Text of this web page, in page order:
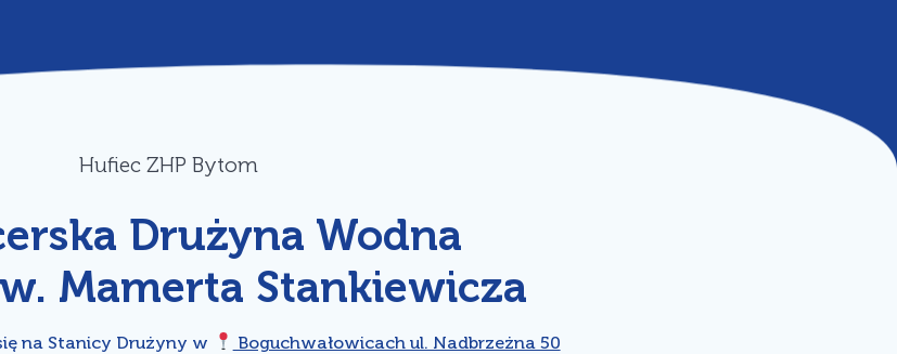
Hufiec ZHP Bytom
Drużyna Wodna
Mamerta Stankiewicza
na Stanicy Drużyny w Boguchwałowicach ul. Nadbrzeżna 50